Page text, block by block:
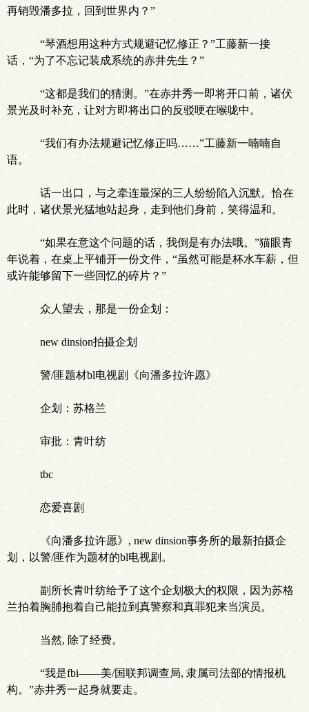
再销毁潘多拉，回到世界内？”
“琴酒想用这种方式规避记忆修正？”工藤新一接
话，“为了不忘记装成系统的赤井先生？”
“这都是我们的猜测。”在赤井秀一即将开口前，诸伏
景光及时补充，让对方即将出口的反驳哽在喉咙中。
“我们有办法规避记忆修正吗……”工藤新一喃喃自
语。
话一出口，与之牵连最深的三人纷纷陷入沉默。恰在
此时，诸伏景光猛地站起身，走到他们身前，笑得温和。
“如果在意这个问题的话，我倒是有办法哦。”猫眼青
年说着，在桌上平铺开一份文件，“虽然可能是杯水车薪，但
或许能够留下一些回忆的碎片？”
众人望去，那是一份企划：
new dinsion拍摄企划
警/匪题材bl电视剧《向潘多拉许愿》
企划：苏格兰
审批：青叶纺
tbc
恋爱喜剧
《向潘多拉许愿》, new dinsion事务所的最新拍摄企
划，以警/匪作为题材的bl电视剧。
副所长青叶纺给予了这个企划极大的权限，因为苏格
兰拍着胸脯抱着自己能拉到真警察和真罪犯来当演员。
当然, 除了经费。
“我是fbi——美/国联邦调查局, 隶属司法部的情报机
构。”赤井秀一起身就要走。